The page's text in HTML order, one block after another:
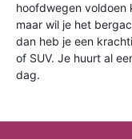
hoofdwegen voldoen
maar wil je het
dan heb je een
of SUV. Je huurt al
dag.